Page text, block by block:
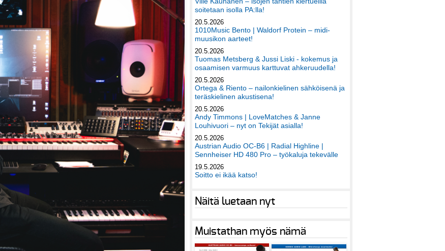
soitetaan isolla PA:lla!
20.5.2026
1010Music Bento | Waldorf Protein – midi-
muusikon aarteet!
20.5.2026
Tuomas Metsberg & Jussi Liski - kokemus ja
osaamisen varmuus karttuvat ahkeruudella!
20.5.2026
Ortega & Riento – nailonkielinen sähköisenä ja
teräskielinen akustisena!
20.5.2026
Andy Timmons | LoveMatches & Janne
Louhivuori – nyt on Tekijät asialla!
20.5.2026
Austrian Audio OC-B6 | Radial Highline |
Sennheiser HD 480 Pro – työkaluja tekevälle
19.5.2026
Soitto ei ikää katso!
Näitä luetaan nyt
Muistathan myös nämä